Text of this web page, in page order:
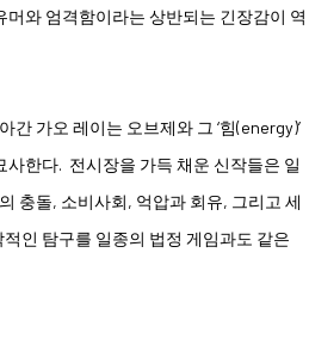
와 엄격함이라는 상반되는 긴장감이 역
가오 레이는 오브제와 그 ‘힘(energy)’
한다. 전시장을 가득 채운 신작들은 일
충돌, 소비사회, 억압과 회유, 그리고 세
인 탐구를 일종의 법정 게임과도 같은